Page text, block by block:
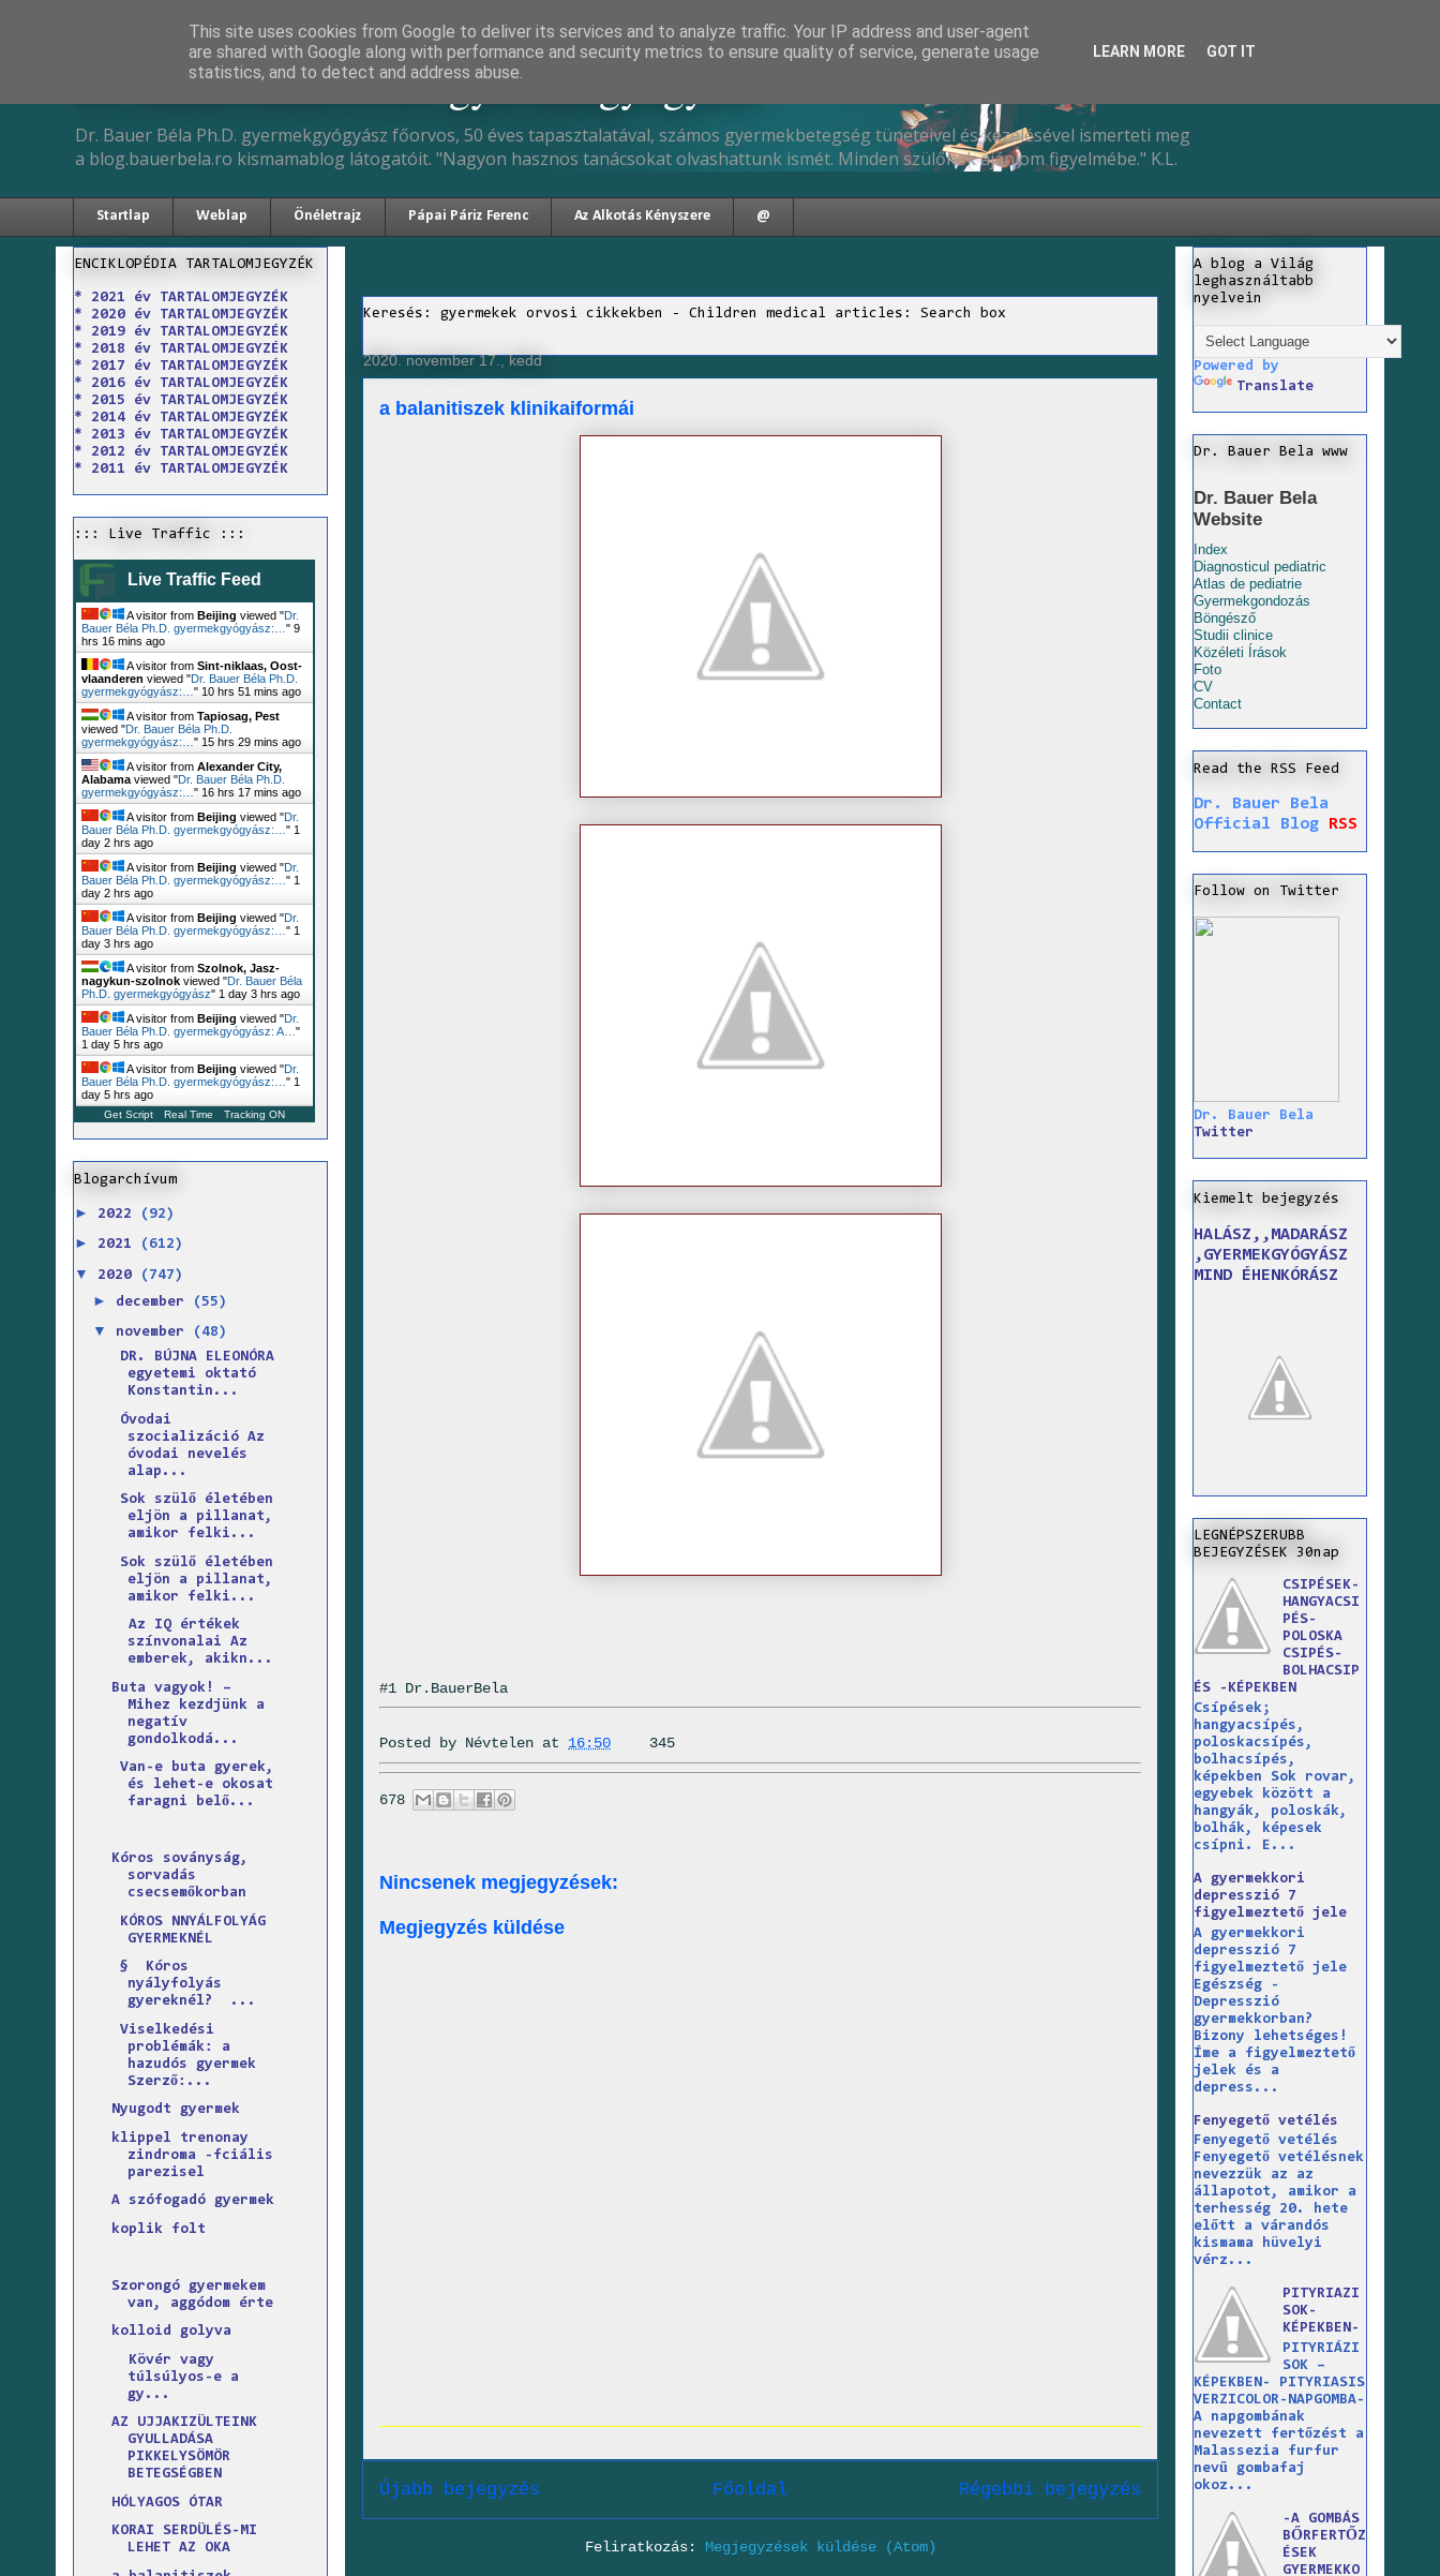
Dr. Bauer Béla Ph.D. gyermekgyógyász
Dr. Bauer Béla Ph.D. gyermekgyógyász főorvos, 50 éves tapasztalatával, számos gyermekbetegség tüneteivel és kezelésével ismerteti meg
a blog.bauerbela.ro kismamablog látogatóit. "Nagyon hasznos tanácsokat olvashattunk ismét. Minden szülőnek ajánlom figyelmébe." K.L.
Startlap Weblap Önéletrajz Pápai Páriz Ferenc Az Alkotás Kényszere @
Keresés: gyermekek orvosi cikkekben - Children medical articles: Search box
2020. november 17., kedd
a balanitiszek klinikaiformái
#1 Dr.BauerBela
Posted by Névtelen at 16:50 345
678
Nincsenek megjegyzések:
Megjegyzés küldése
Újabb bejegyzés Régebbi bejegyzés
Főoldal
Feliratkozás: Megjegyzések küldése (Atom)
ENCIKLOPÉDIA TARTALOMJEGYZÉK
* 2021 év TARTALOMJEGYZÉK
* 2020 év TARTALOMJEGYZÉK
* 2019 év TARTALOMJEGYZÉK
* 2018 év TARTALOMJEGYZÉK
* 2017 év TARTALOMJEGYZÉK
* 2016 év TARTALOMJEGYZÉK
* 2015 év TARTALOMJEGYZÉK
* 2014 év TARTALOMJEGYZÉK
* 2013 év TARTALOMJEGYZÉK
* 2012 év TARTALOMJEGYZÉK
* 2011 év TARTALOMJEGYZÉK
::: Live Traffic :::
Live Traffic Feed
A visitor from Beijing viewed "Dr.
Bauer Béla Ph.D. gyermekgyógyász:… " 9
hrs 16 mins ago
A visitor from Sint-niklaas, Oost-
vlaanderen viewed "Dr. Bauer Béla Ph.D.
gyermekgyógyász:… " 10 hrs 51 mins ago
A visitor from Tapiosag, Pest
viewed "Dr. Bauer Béla Ph.D.
gyermekgyógyász:… " 15 hrs 29 mins ago
A visitor from Alexander City,
Alabama viewed "Dr. Bauer Béla Ph.D.
gyermekgyógyász:… " 16 hrs 17 mins ago
A visitor from Beijing viewed "Dr.
Bauer Béla Ph.D. gyermekgyógyász:… " 1
day 2 hrs ago
A visitor from Beijing viewed "Dr.
Bauer Béla Ph.D. gyermekgyógyász:… " 1
day 2 hrs ago
A visitor from Beijing viewed "Dr.
Bauer Béla Ph.D. gyermekgyógyász:… " 1
day 3 hrs ago
A visitor from Szolnok, Jasz-
nagykun-szolnok viewed "Dr. Bauer Béla
Ph.D. gyermekgyógyász" 1 day 3 hrs ago
A visitor from Beijing viewed "Dr.
Bauer Béla Ph.D. gyermekgyógyász: A… "
1 day 5 hrs ago
A visitor from Beijing viewed "Dr.
Bauer Béla Ph.D. gyermekgyógyász:… " 1
day 5 hrs ago
Get Script Real Time Tracking ON
Blogarchívum
► 2022 (92)
► 2021 (612)
▼ 2020 (747)
► december (55)
▼ november
(48)
DR. BÚJNA ELEONÓRA
egyetemi oktató
Konstantin...
Óvodai
szocializáció Az
óvodai nevelés
alap...
Sok szülő életében
eljön a pillanat,
amikor felki...
Sok szülő életében
eljön a pillanat,
amikor felki...
Az IQ értékek
színvonalai Az
emberek, akikn...
Buta vagyok! –
Mihez kezdjünk a
negatív
gondolkodá...
Van-e buta gyerek,
és lehet-e okosat
faragni belő...
Kóros soványság,
sorvadás
csecsemőkorban
KÓROS NNYÁLFOLYÁG
GYERMEKNÉL
§ Kóros
nyályfolyás
gyereknél? ...
Viselkedési
problémák: a
hazudós gyermek
Szerző:...
Nyugodt gyermek
klippel trenonay
zindroma -fciális
parezisel
A szófogadó gyermek
koplik folt
Szorongó gyermekem
van, aggódom érte
kolloid golyva
Kövér vagy
túlsúlyos-e a
gy...
AZ UJJAKIZÜLTEINK
GYULLADÁSA
PIKKELYSÖMÖR
BETEGSÉGBEN
HÓLYAGOS ÓTAR
KORAI SERDÜLÉS-MI
LEHET AZ OKA
A blog a Világ
leghasználtabb
nyelvein
Powered by
Translate
Dr. Bauer Bela www
Dr. Bauer Bela
Website
Index
Diagnosticul pediatric
Atlas de pediatrie
Gyermekgondozás
Böngésző
Studii clinice
Közéleti Írások
Foto
CV
Contact
Read the RSS Feed
Dr. Bauer Bela
Official Blog
RSS
Follow on Twitter
Dr. Bauer Bela
Twitter
Kiemelt bejegyzés
HALÁSZ,,MADARÁSZ
,GYERMEKGYÓGYÁSZ
MIND ÉHENKÓRÁSZ
LEGNÉPSZERUBB
BEJEGYZÉSEK 30nap
CSIPÉSEK-
HANGYACSI
PÉS-
POLOSKA
CSIPÉS-
BOLHACSIP
ÉS -KÉPEKBEN
Csípések;
hangyacsípés,
poloskacsípés,
bolhacsípés,
képekben Sok rovar,
egyebek között a
hangyák, poloskák,
bolhák, képesek
csípni. E...
A gyermekkori
depresszió 7
figyelmeztető jele
A gyermekkori
depresszió 7
figyelmeztető jele
Egészség -
Depresszió
gyermekkorban?
Bizony lehetséges!
Íme a figyelmeztető
jelek és a
depress...
Fenyegető vetélés
Fenyegető vetélés
Fenyegető vetélésnek
nevezzük az az
állapotot, amikor a
terhesség 20. hete
előtt a várandós
kismama hüvelyi
vérz...
PITYRIAZI
SOK-
KÉPEKBEN-
PITYRIÁZI
SOK –
KÉPEKBEN- PITYRIASIS
VERZICOLOR-NAPGOMBA-
A napgombának
nevezett fertőzést a
Malassezia furfur
nevű gombafaj
okoz...
-A GOMBÁS
BŐRFERTŐZ
ÉSEK
GYERMEKKO
This site uses cookies from Google to deliver its services and to analyze traffic. Your IP address and user-agent
are shared with Google along with performance and security metrics to ensure quality of service, generate usage
statistics, and to detect and address abuse.
LEARN MORE GOT IT